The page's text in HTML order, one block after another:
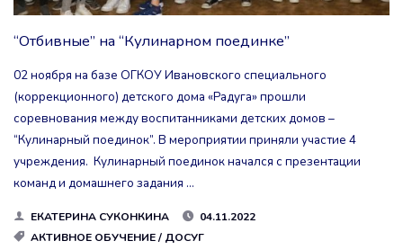
“Отбивные” на “Кулинарном поединке”
02 ноября на базе ОГКОУ Ивановского специального
(коррекционного) детского дома «Радуга» прошли
соревнования между воспитанниками детских домов –
“Кулинарный поединок”. В мероприятии приняли участие 4
учреждения. Кулинарный поединок начался с презентации
команд и домашнего задания …
ЕКАТЕРИНА СУКОНКИНА
04.11.2022
АКТИВНОЕ ОБУЧЕНИЕ/ ДОСУГ